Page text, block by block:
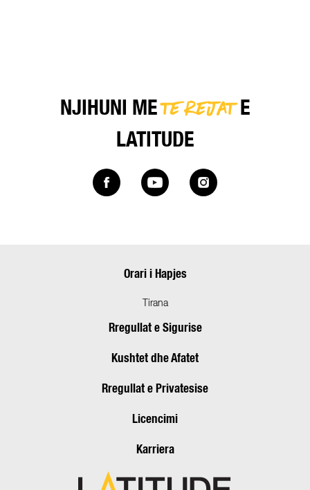
NJIHUNI METE REJATE
LATITUDE
Orari i Hapjes
Tirana
Rregullat e Sigurise
Kushtet dhe Afatet
Rregullat e Privatesise
Licencimi
Karriera